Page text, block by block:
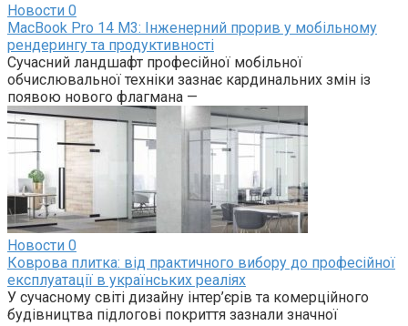
Новости 0
MacBook Pro 14 M3: Інженерний прорив у мобільному
рендерингу та продуктивності
Сучасний ландшафт професійної мобільної
обчислювальної техніки зазнає кардинальних змін із
появою нового флагмана —
Новости 0
Коврова плитка: від практичного вибору до професійної
експлуатації в українських реаліях
У сучасному світі дизайну інтер’єрів та комерційного
будівництва підлогові покриття зазнали значної